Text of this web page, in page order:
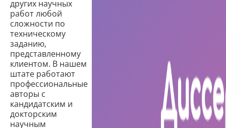
других научных
работ любой
сложности по
техническому
заданию,
представленному
клиентом. В нашем
штате работают
профессиональные
авторы с
кандидатским и
докторским
научным